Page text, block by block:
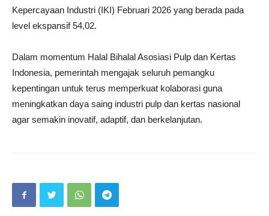
Kepercayaan Industri (IKI) Februari 2026 yang berada pada
level ekspansif 54,02.
Dalam momentum Halal Bihalal Asosiasi Pulp dan Kertas
Indonesia, pemerintah mengajak seluruh pemangku
kepentingan untuk terus memperkuat kolaborasi guna
meningkatkan daya saing industri pulp dan kertas nasional
agar semakin inovatif, adaptif, dan berkelanjutan.